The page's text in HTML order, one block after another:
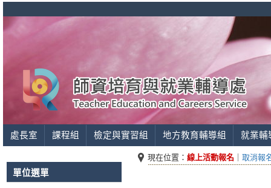
處長室 課程組 檢定與實習組 地方教育輔導組 就業輔
單位選單
現在位置： 線上活動報名 取消報